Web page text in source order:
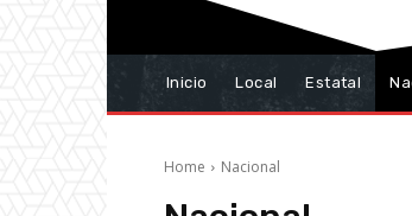
Inicio Local Estatal
Home Nacional